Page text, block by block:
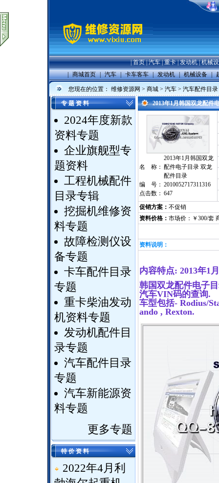
|首页|汽车|重卡|发动机|机械
| 商城首页 | 汽车 | 卡车客车 | 发动机 | 机械设备 |
您现在的位置： 维修资源网 > 商城 > 汽车 > 汽车配件目录
专 题 资 料
2024年度新款
资料专题
企业旗舰型专
题资料
工程机械配件
目录专辑
挖掘机维修资
料专题
故障检测仪设
备专题
卡车配件目录
专题
重卡柴油发动
机资料专题
发动机配件目
录专题
汽车配件目录
专题
汽车新能源资
料专题
更多专题
特 价 资 料
2022年4月利
2013年1月韩国双龙配件
名 称：
2013年1月韩国双龙
配件电子目录 双龙
配件目录
编 号： 2010052717311316
点击数： 647
促销方案： 不促销
资料价格： 市场价：￥300/套
资料说明：
内容特点: 2013年1
韩国双龙配件电子
汽车VIN码的查询.
车型包括- Rodius/
ando , Rexton.